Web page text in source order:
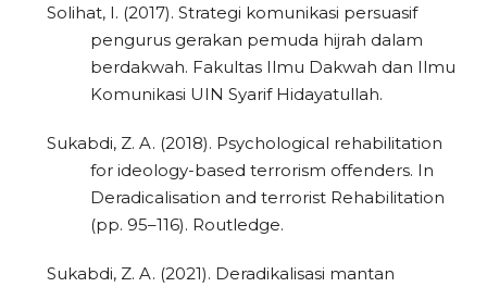
Solihat, I. (2017). Strategi komunikasi persuasif
pengurus gerakan pemuda hijrah dalam
berdakwah. Fakultas Ilmu Dakwah dan Ilmu
Komunikasi UIN Syarif Hidayatullah.
Sukabdi, Z. A. (2018). Psychological rehabilitation
for ideology-based terrorism offenders. In
Deradicalisation and terrorist Rehabilitation
(pp. 95–116). Routledge.
Sukabdi, Z. A. (2021). Deradikalisasi mantan